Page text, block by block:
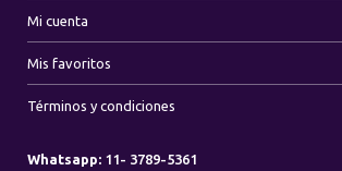
Mi cuenta
Mis favoritos
Términos y condiciones
Whatsapp: 11- 3789-5361